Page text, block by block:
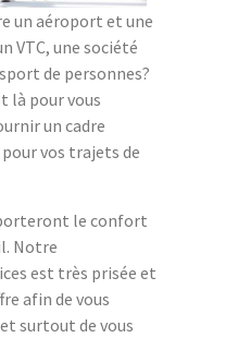
un aéroport et une
VTC, une société
de personnes?
là pour vous
un cadre
vos trajets de
le confort
Notre
est très prisée et
afin de vous
surtout de vous